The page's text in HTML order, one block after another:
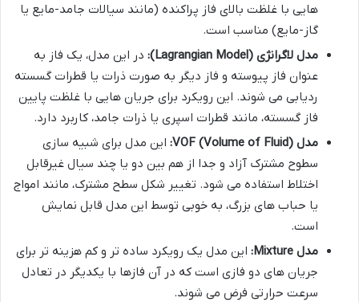
هایی با غلظت بالای فاز پراکنده (مانند سیالات جامد-مایع یا
گاز-مایع) مناسب است.
مدل لاگرانژی (Lagrangian Model):
در این مدل، یک فاز به
عنوان فاز پیوسته و فاز دیگر به صورت ذرات یا قطرات گسسته
ردیابی می شوند. این رویکرد برای جریان هایی با غلظت پایین
فاز گسسته، مانند قطرات اسپری یا ذرات جامد، کاربرد دارد.
مدل VOF (Volume of Fluid):
این مدل برای شبیه سازی
سطوح مشترک آزاد و جدا از هم بین دو یا چند سیال غیرقابل
اختلاط استفاده می شود. تغییر شکل سطح مشترک، مانند امواج
یا حباب های بزرگ، به خوبی توسط این مدل قابل نمایش
است.
مدل Mixture:
این مدل یک رویکرد ساده تر و کم هزینه تر برای
جریان های دو فازی است که در آن فازها با یکدیگر در تعادل
سرعت حرارتی فرض می شوند.